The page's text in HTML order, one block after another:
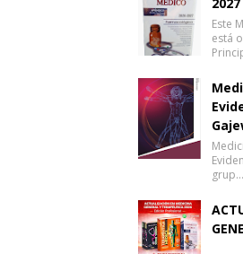
Este
está
grup…